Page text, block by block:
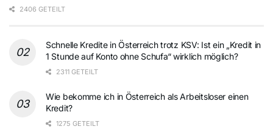
2406 GETEILT
Schnelle Kredite in Österreich trotz KSV: Ist ein „Kredit in
1 Stunde auf Konto ohne Schufa“ wirklich möglich?
2311 GETEILT
Wie bekomme ich in Österreich als Arbeitsloser einen
Kredit?
1275 GETEILT